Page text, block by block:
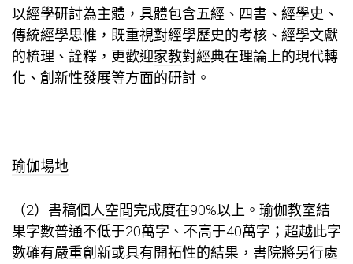
以經學研討為主體，具體包含五經、四書、經學史、
傳統經學思惟，既重視對經學歷史的考核、經學文獻
的梳理、詮釋，更歡迎家教對經典在理論上的現代轉
化、創新性發展等方面的研討。
瑜伽場地
（2）書稿個人空間完成度在90%以上。 瑜伽教室結
果字數普通不低于20萬字、不高于40萬字；超越此字
數確有嚴重創新或具有開拓性的結果，書院將另行處